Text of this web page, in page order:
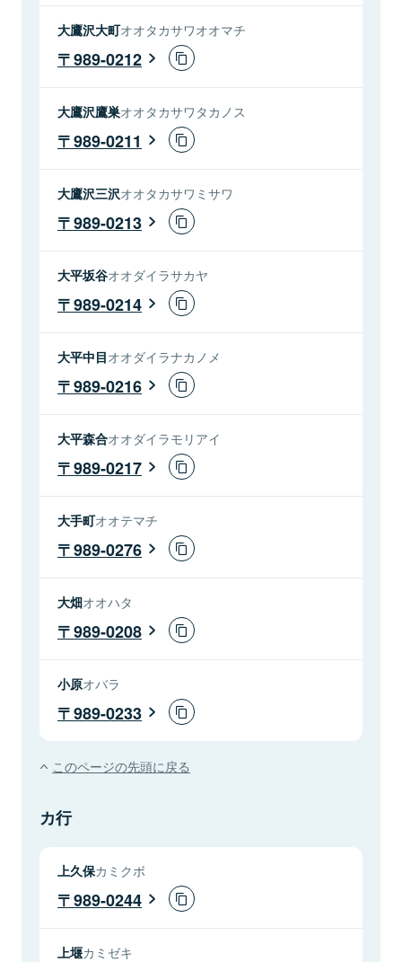
大鷹沢大町オオタカサワオオマチ
989-0212
大鷹沢鷹巣オオタカサワタカノス
989-0211
大鷹沢三沢オオタカサワミサワ
989-0213
大平坂谷オオダイラサカヤ
989-0214
大平中目オオダイラナカノメ
989-0216
大平森合オオダイラモリアイ
989-0217
大手町オオテマチ
989-0276
大畑オオハタ
989-0208
小原オバラ
989-0233
このページの先頭に戻る
カ行
上久保カミクボ
989-0244
上堰カミゼキ